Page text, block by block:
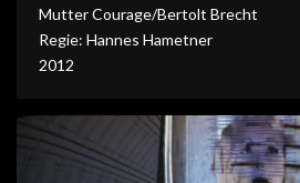
Mutter Courage/Bertolt Brecht
Regie: Hannes Hametner
2012